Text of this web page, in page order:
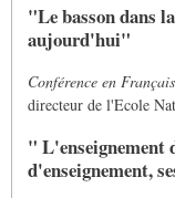
"Le basson dans
aujourd'hui"
Conférence en
directeur de l'Ecole
" L'enseignement
d'enseignement,